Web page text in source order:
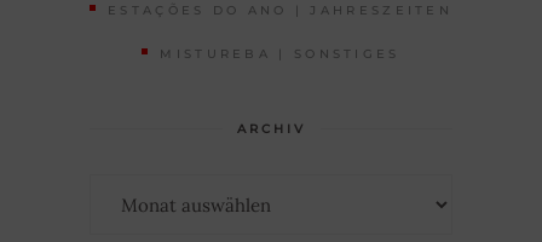
ESTAÇÕES DO ANO | JAHRESZEITEN
MISTUREBA | SONSTIGES
ARCHIV